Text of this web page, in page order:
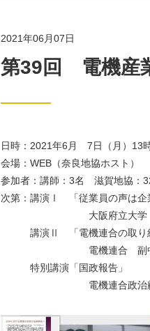
2021年06月07日
第39回 電機産
日時：2021年6月 7日（月）13
会場：WEB（奈良地協ホスト）
参加者：講師：3名 滋賀地協
次第：講演Ⅰ 「従業員の声は企
大阪府立大学 大学院
講演Ⅱ 「電機連合の取り組
電機連合 副中央執
特別講演「国政報告」
電機連合政治顧問 参